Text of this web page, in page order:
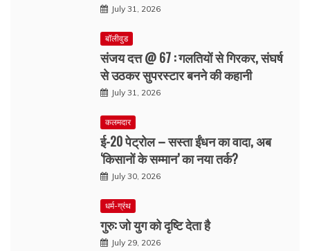
July 31, 2026
बॉलीवुड
संजय दत्त @ 67 : गलतियों से गिरकर, संघर्ष
से उठकर सुपरस्टार बनने की कहानी
July 31, 2026
कलमदार
ई-20 पेट्रोल – सस्ता ईंधन का वादा, अब
‘किसानों के सम्मान’ का नया तर्क?
July 30, 2026
धर्म-ग्रंथ
गुरु: जो युग को दृष्टि देता है
July 29, 2026